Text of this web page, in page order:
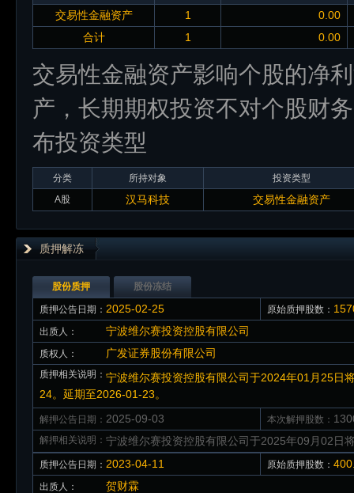
交易性金融资产 1
0.00
合计
1 0.00
交易性金融资产影响个股的净
产，长期期权投资不对个股财
布投资类型
分类 所持对象
投资类型
A股
汉马科技 交易性金融资产
质押解冻
股份质押 股份冻结
质押公告日期： 2025-02-25 原始质押股数：
出质人： 宁波维尔赛投资控股有限公司
质权人： 广发证券股份有限公司
质押相关说明： 宁波维尔赛投资控股有限公司于2024年01月25日
24。延期至2026-01-23。
解押公告日期： 2025-09-03 本次解押股数：
解押相关说明： 宁波维尔赛投资控股有限公司于2025年09月02日
质押公告日期： 2023-04-11 原始质押股数：
出质人： 贺财霖